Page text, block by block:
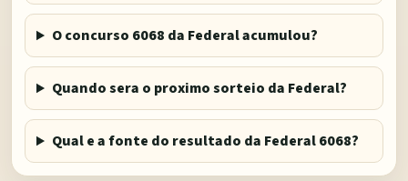
O concurso 6068 da Federal acumulou?
Quando sera o proximo sorteio da Federal?
Qual e a fonte do resultado da Federal 6068?